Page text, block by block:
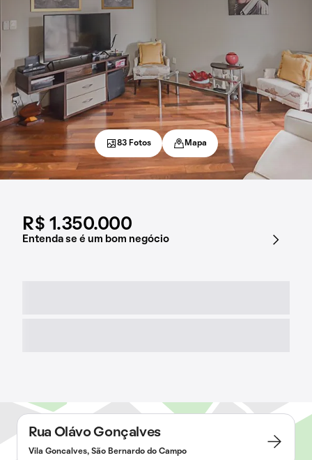
R$ 1.350.000
Entenda se é um bom negócio
83 Fotos Mapa
Rua Olávo Gonçalves
Vila Goncalves, São Bernardo do Campo